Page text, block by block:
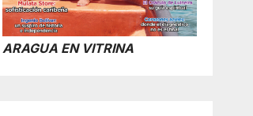
ARAGUA EN VITRINA